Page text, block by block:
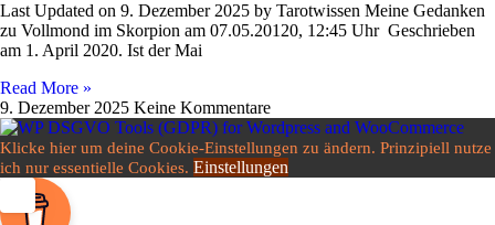
Last Updated on 9. Dezember 2025 by Tarot­wissen Meine Gedanken
zu Voll­mond im Skor­pion am 07.05.20120, 12:45 Uhr Geschrieben
am 1. April 2020. Ist der Mai
Read More »
9. Dezember 2025 Keine Kommentare
Klicke hier um deine Cookie-Einstellungen zu ändern. Prinzipiell nutze
ich nur essentielle Cookies. Einstellungen